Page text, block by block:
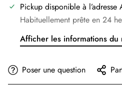
Pickup disponible à l’adresse
Habituellement prête en 24
Afficher les informations du
Poser une question